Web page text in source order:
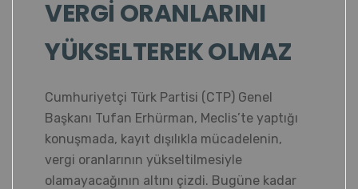
VERGİ ORANLARINI
YÜKSELTEREK OLMAZ
Cumhuriyetçi Türk Partisi (CTP) Genel
Başkanı Tufan Erhürman, Meclis’te yaptığı
konuşmada, kayıt dışılıkla mücadelenin,
vergi oranlarının yükseltilmesiyle
olamayacağının altını çizdi. Bugüne kadar